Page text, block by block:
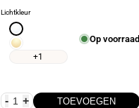
Lichtkleur
Neutraal
wit
4000K
Warm
+1
Op voorraad
- + TOEVOEGEN